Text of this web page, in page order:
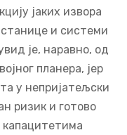
јаких извора
и системи
је, наравно, од
планера, јер
у непријатељски
ризик и готово